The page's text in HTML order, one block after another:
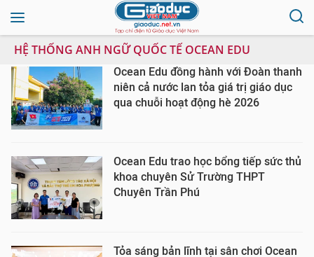
HỆ THỐNG ANH NGỮ QUỐC TẾ OCEAN EDU
Ocean Edu đồng hành với Đoàn thanh
niên cả nước lan tỏa giá trị giáo dục
qua chuỗi hoạt động hè 2026
Ocean Edu trao học bổng tiếp sức thủ
khoa chuyên Sử Trường THPT
Chuyên Trần Phú
Tỏa sáng bản lĩnh tại sân chơi Ocean